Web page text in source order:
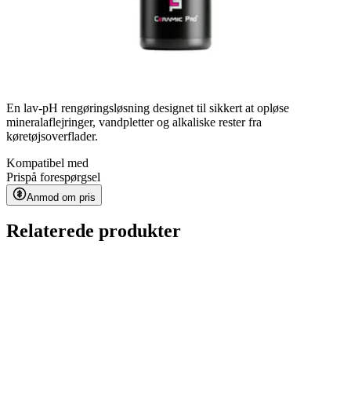
En lav-pH rengøringsløsning designet til sikkert at opløse
mineralaflejringer, vandpletter og alkaliske rester fra
køretøjsoverflader.
Kompatibel med
Prispå forespørgsel
Anmod om pris
Relaterede produkter